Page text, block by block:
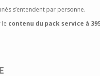
s’entendent par personne.
le contenu du pack service à